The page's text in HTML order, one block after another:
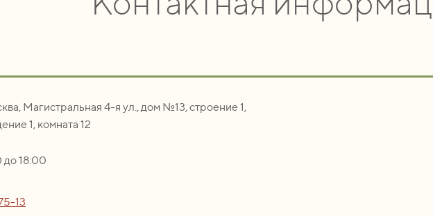
Магистральная 4-я ул., дом №13, строение 1,
1, комната 12
18:00
13